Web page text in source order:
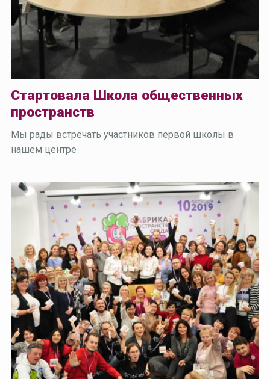
Стартовала Школа общественных
пространств
Мы рады встречать участников первой школы в
нашем центре